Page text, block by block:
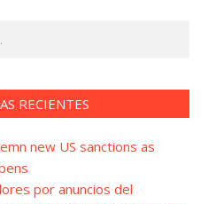
RECIENTES
new US sanctions as
por anuncios del